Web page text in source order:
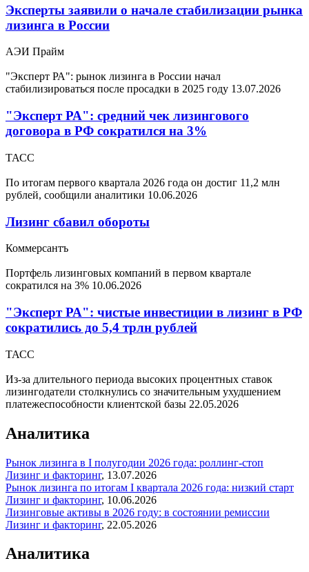
Эксперты заявили о начале стабилизации рынка
лизинга в России
АЭИ Прайм
"Эксперт РА": рынок лизинга в России начал
стабилизироваться после просадки в 2025 году 13.07.2026
"Эксперт РА": средний чек лизингового
договора в РФ сократился на 3%
ТАСС
По итогам первого квартала 2026 года он достиг 11,2 млн
рублей, сообщили аналитики 10.06.2026
Лизинг сбавил обороты
Коммерсантъ
Портфель лизинговых компаний в первом квартале
сократился на 3% 10.06.2026
"Эксперт РА": чистые инвестиции в лизинг в РФ
сократились до 5,4 трлн рублей
ТАСС
Из-за длительного периода высоких процентных ставок
лизингодатели столкнулись со значительным ухудшением
платежеспособности клиентской базы 22.05.2026
Аналитика
Рынок лизинга в I полугодии 2026 года: роллинг-стоп
Лизинг и факторинг, 13.07.2026
Рынок лизинга по итогам I квартала 2026 года: низкий старт
Лизинг и факторинг, 10.06.2026
Лизинговые активы в 2026 году: в состоянии ремиссии
Лизинг и факторинг, 22.05.2026
Аналитика